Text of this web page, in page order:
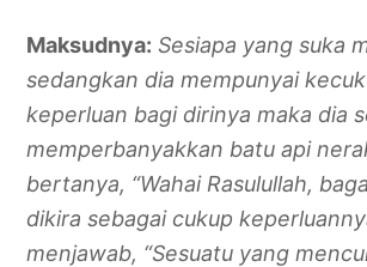
Maksudnya: Sesiapa yang suka
sedangkan dia mempunyai
keperluan bagi dirinya maka dia
memperbanyakkan batu api
bertanya, “Wahai Rasulullah,
dikira sebagai cukup
menjawab, “Sesuatu yang